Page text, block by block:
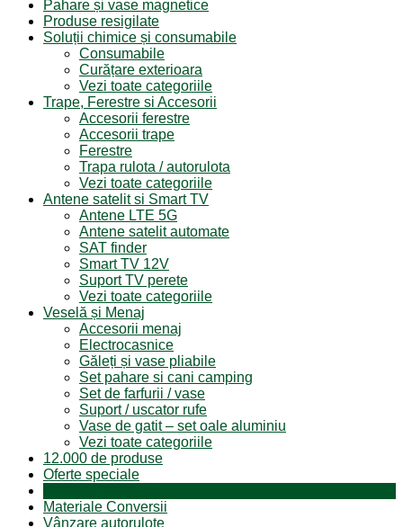
Pahare și vase magnetice
Produse resigilate
Soluții chimice și consumabile
Consumabile
Curățare exterioara
Vezi toate categoriile
Trape, Ferestre si Accesorii
Accesorii ferestre
Accesorii trape
Ferestre
Trapa rulota / autorulota
Vezi toate categoriile
Antene satelit si Smart TV
Antene LTE 5G
Antene satelit automate
SAT finder
Smart TV 12V
Suport TV perete
Vezi toate categoriile
Veselă și Menaj
Accesorii menaj
Electrocasnice
Găleți și vase pliabile
Set pahare si cani camping
Set de farfurii / vase
Suport / uscator rufe
Vase de gatit – set oale aluminiu
Vezi toate categoriile
12.000 de produse
Oferte speciale
Materiale Conversii
Vânzare autorulote